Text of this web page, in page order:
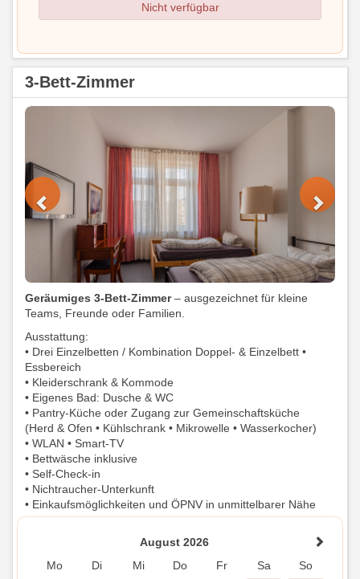
Nicht verfügbar
3-Bett-Zimmer
Previous Next
Geräumiges 3-Bett-Zimmer– ausgezeichnet für kleine
Teams, Freunde oder Familien.
Ausstattung:
• Drei Einzelbetten / Kombination Doppel- & Einzelbett •
Essbereich
• Kleiderschrank & Kommode
• Eigenes Bad: Dusche & WC
• Pantry-Küche oder Zugang zur Gemeinschaftsküche
(Herd & Ofen • Kühlschrank • Mikrowelle • Wasserkocher)
• WLAN • Smart-TV
• Bettwäsche inklusive
• Self-Check-in
• Nichtraucher-Unterkunft
• Einkaufsmöglichkeiten und ÖPNV in unmittelbarer Nähe
August 2026
Mo
Di Mi Do Fr Sa
So